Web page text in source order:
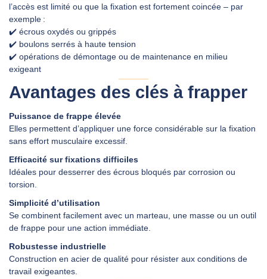
l’accès est limité ou que la fixation est fortement coincée – par
exemple :
✔️ écrous oxydés ou grippés
✔️ boulons serrés à haute tension
✔️ opérations de démontage ou de maintenance en milieu
exigeant
Avantages des clés à frapper
Puissance de frappe élevée
Elles permettent d’appliquer une force considérable sur la fixation
sans effort musculaire excessif.
Efficacité sur fixations difficiles
Idéales pour desserrer des écrous bloqués par corrosion ou
torsion.
Simplicité d’utilisation
Se combinent facilement avec un marteau, une masse ou un outil
de frappe pour une action immédiate.
Robustesse industrielle
Construction en acier de qualité pour résister aux conditions de
travail exigeantes.